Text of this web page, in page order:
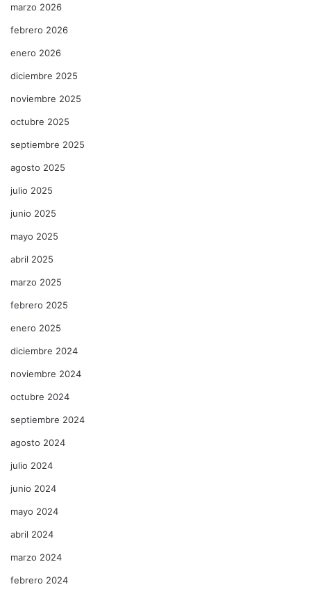
marzo 2026
febrero 2026
enero 2026
diciembre 2025
noviembre 2025
octubre 2025
septiembre 2025
agosto 2025
julio 2025
junio 2025
mayo 2025
abril 2025
marzo 2025
febrero 2025
enero 2025
diciembre 2024
noviembre 2024
octubre 2024
septiembre 2024
agosto 2024
julio 2024
junio 2024
mayo 2024
abril 2024
marzo 2024
febrero 2024